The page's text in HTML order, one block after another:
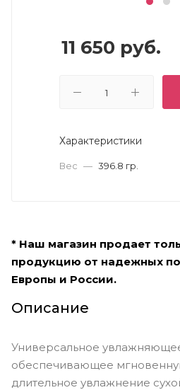
11 650 руб.
Характеристики
Вес — 396.8 гр.
* Наш магазин продает
продукцию от надежных
Европы и России.
Описание
Универсальное
обеспечивающее
длительное увлажнение